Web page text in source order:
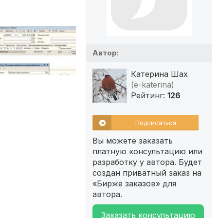
Автор:
Катерина Шах
(e-katerina)
Рейтинг: 126
Подписаться
Вы можете заказать
платную консультацию или
разработку у автора. Будет
создан приватный заказ на
«Бирже заказов» для
автора.
Заказать консультацию